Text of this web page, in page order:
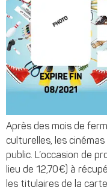
Après des mois de
culturelles, les
public. L’occasion de
lieu de 12,70€) à
les titulaires de la